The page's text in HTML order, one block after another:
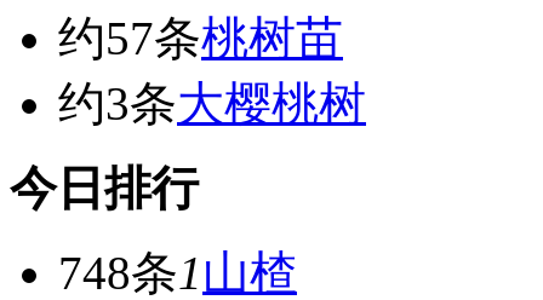
约57条桃树苗
约3条大樱桃树
今日排行
748条1山楂